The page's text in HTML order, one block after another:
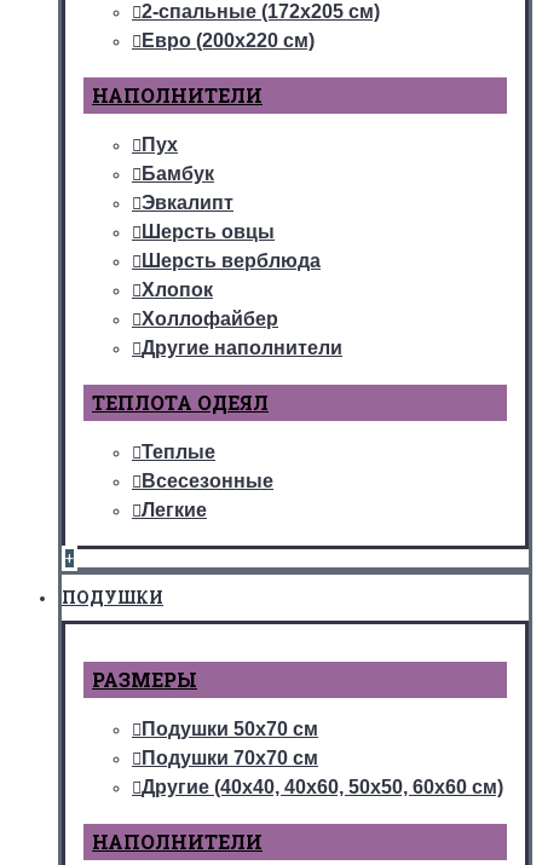
2-спальные (172х205 см)
Евро (200х220 см)
НАПОЛНИТЕЛИ
Пух
Бамбук
Эвкалипт
Шерсть овцы
Шерсть верблюда
Хлопок
Холлофайбер
Другие наполнители
ТЕПЛОТА ОДЕЯЛ
Теплые
Всесезонные
Легкие
+
ПОДУШКИ
РАЗМЕРЫ
Подушки 50х70 см
Подушки 70х70 см
Другие (40х40, 40х60, 50х50, 60х60 см)
НАПОЛНИТЕЛИ